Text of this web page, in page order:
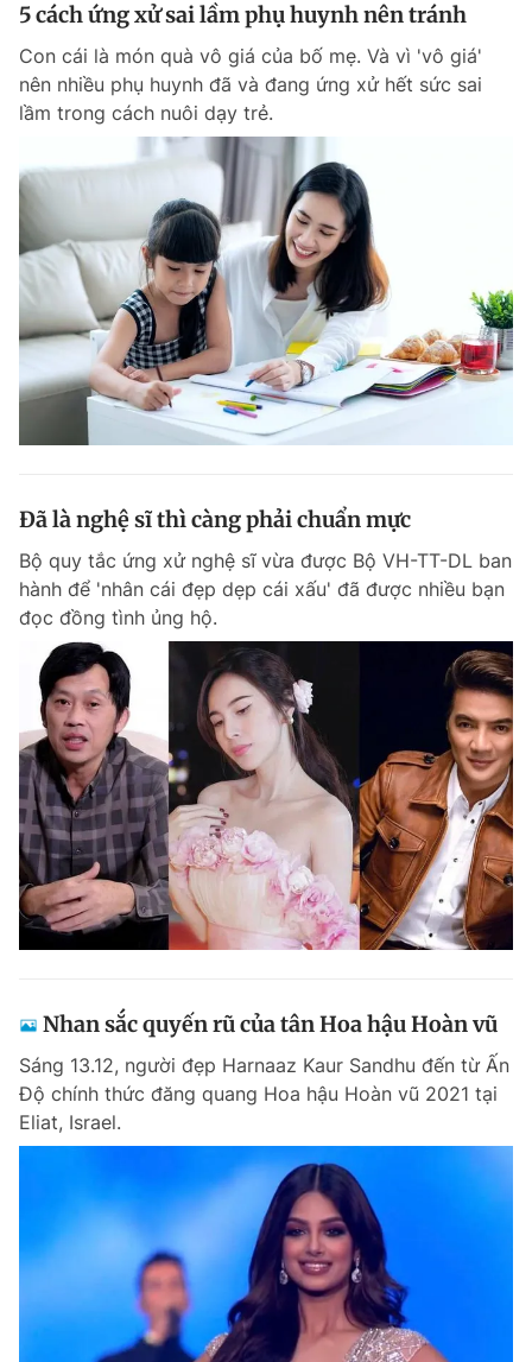
5 cách ứng xử sai lầm phụ huynh nên tránh
Con cái là món quà vô giá của bố mẹ. Và vì 'vô giá'
nên nhiều phụ huynh đã và đang ứng xử hết sức sai
lầm trong cách nuôi dạy trẻ.
Đã là nghệ sĩ thì càng phải chuẩn mực
Bộ quy tắc ứng xử nghệ sĩ vừa được Bộ VH-TT-DL ban
hành để 'nhân cái đẹp dẹp cái xấu' đã được nhiều bạn
đọc đồng tình ủng hộ.
Nhan sắc quyến rũ của tân Hoa hậu Hoàn vũ
Sáng 13.12, người đẹp Harnaaz Kaur Sandhu đến từ Ấn
Độ chính thức đăng quang Hoa hậu Hoàn vũ 2021 tại
Eliat, Israel.